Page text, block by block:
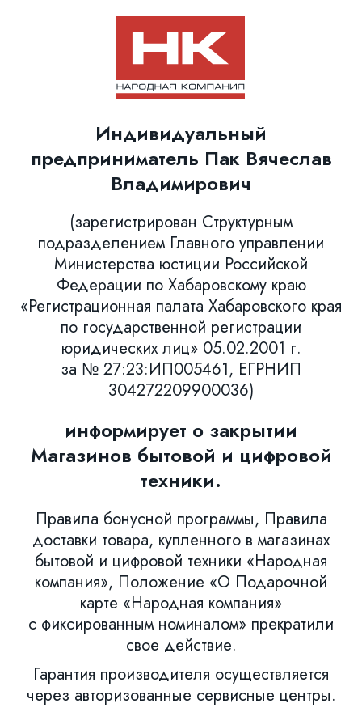
Индивидуальный
предприниматель Пак Вячеслав
Владимирович
(зарегистрирован Структурным
подразделением Главного управлении
Министерства юстиции Российской
Федерации по Хабаровскому краю
«Регистрационная палата Хабаровского края
по государственной регистрации
юридических лиц» 05.02.2001 г.
за № 27:23:ИП005461, ЕГРНИП
304272209900036)
информирует о закрытии
Магазинов бытовой и цифровой
техники.
Правила бонусной программы, Правила
доставки товара, купленного в магазинах
бытовой и цифровой техники «Народная
компания», Положение «О Подарочной
карте «Народная компания»
с фиксированным номиналом» прекратили
свое действие.
Гарантия производителя осуществляется
через авторизованные сервисные центры.